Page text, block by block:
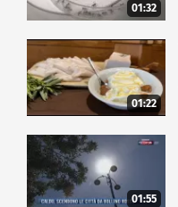
01:32
01:22
01:55